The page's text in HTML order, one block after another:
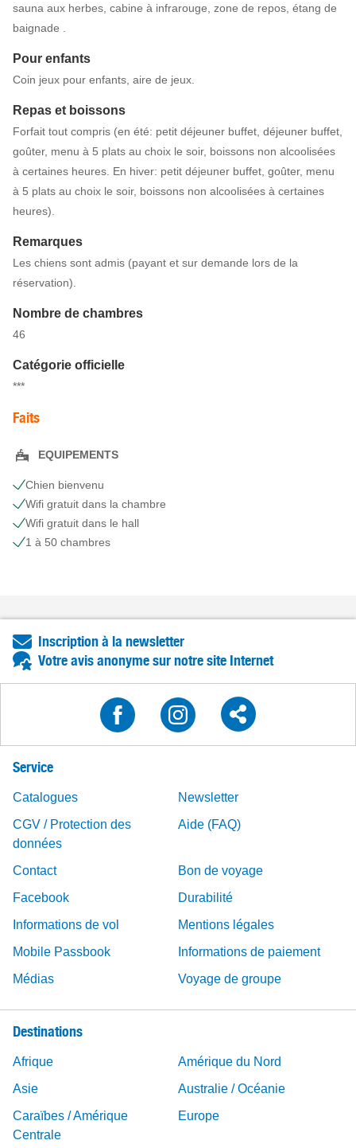
sauna aux herbes, cabine à infrarouge, zone de repos, étang de
baignade .
Pour enfants
Coin jeux pour enfants, aire de jeux.
Repas et boissons
Forfait tout compris (en été: petit déjeuner buffet, déjeuner buffet,
goûter, menu à 5 plats au choix le soir, boissons non alcoolisées
à certaines heures. En hiver: petit déjeuner buffet, goûter, menu
à 5 plats au choix le soir, boissons non alcoolisées à certaines
heures).
Remarques
Les chiens sont admis (payant et sur demande lors de la
réservation).
Nombre de chambres
46
Catégorie officielle
***
Faits
EQUIPEMENTS
Chien bienvenu
Wifi gratuit dans la chambre
Wifi gratuit dans le hall
1 à 50 chambres
Inscription à la newsletter
Votre avis anonyme sur notre site Internet
Service
Catalogues
Newsletter
CGV / Protection des
données
Aide (FAQ)
Contact
Bon de voyage
Facebook
Durabilité
Informations de vol
Mentions légales
Mobile Passbook
Informations de paiement
Médias
Voyage de groupe
Destinations
Afrique
Amérique du Nord
Asie
Australie / Océanie
Caraïbes / Amérique
Centrale
Europe